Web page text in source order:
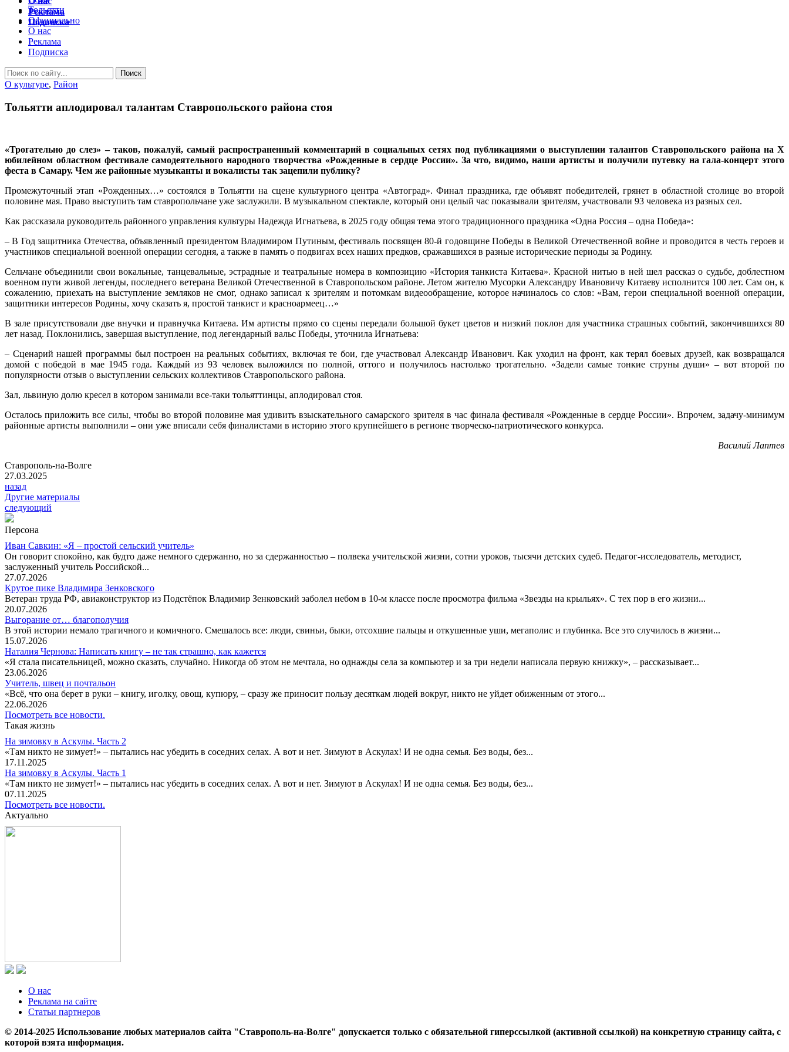
Тольятти
Официально
О нас
Реклама
Подписка
О культуре, Район
Тольятти аплодировал талантам Ставропольского района стоя
«Трогательно до слез» – таков, пожалуй, самый распространенный комментарий в социальных сетях под публикациями о выступлении талантов Ставропольского района на X
юбилейном областном фестивале самодеятельного народного творчества «Рожденные в сердце России». За что, видимо, наши артисты и получили путевку на гала-концерт этого
феста в Самару. Чем же районные музыканты и вокалисты так зацепили публику?
Промежуточный этап «Рожденных…» состоялся в Тольятти на сцене культурного центра «Автоград». Финал праздника, где объявят победителей, грянет в областной столице во второй
половине мая. Право выступить там ставропольчане уже заслужили. В музыкальном спектакле, который они целый час показывали зрителям, участвовали 93 человека из разных сел.
Как рассказала руководитель районного управления культуры Надежда Игнатьева, в 2025 году общая тема этого традиционного праздника «Одна Россия – одна Победа»:
– В Год защитника Отечества, объявленный президентом Владимиром Путиным, фестиваль посвящен 80-й годовщине Победы в Великой Отечественной войне и проводится в честь героев и
участников специальной военной операции сегодня, а также в память о подвигах всех наших предков, сражавшихся в разные исторические периоды за Родину.
Сельчане объединили свои вокальные, танцевальные, эстрадные и театральные номера в композицию «История танкиста Китаева». Красной нитью в ней шел рассказ о судьбе, доблестном
военном пути живой легенды, последнего ветерана Великой Отечественной в Ставропольском районе. Летом жителю Мусорки Александру Ивановичу Китаеву исполнится 100 лет. Сам он, к
сожалению, приехать на выступление земляков не смог, однако записал к зрителям и потомкам видеообращение, которое начиналось со слов: «Вам, герои специальной военной операции,
защитники интересов Родины, хочу сказать я, простой танкист и красноармеец…»
В зале присутствовали две внучки и правнучка Китаева. Им артисты прямо со сцены передали большой букет цветов и низкий поклон для участника страшных событий, закончившихся 80
лет назад. Поклонились, завершая выступление, под легендарный вальс Победы, уточнила Игнатьева:
– Сценарий нашей программы был построен на реальных событиях, включая те бои, где участвовал Александр Иванович. Как уходил на фронт, как терял боевых друзей, как возвращался
домой с победой в мае 1945 года. Каждый из 93 человек выложился по полной, оттого и получилось настолько трогательно. «Задели самые тонкие струны души» – вот второй по
популярности отзыв о выступлении сельских коллективов Ставропольского района.
Зал, львиную долю кресел в котором занимали все-таки тольяттинцы, аплодировал стоя.
Осталось приложить все силы, чтобы во второй половине мая удивить взыскательного самарского зрителя в час финала фестиваля «Рожденные в сердце России». Впрочем, задачу-минимум
районные артисты выполнили – они уже вписали себя финалистами в историю этого крупнейшего в регионе творческо-патриотического конкурса.
Василий Лаптев
Ставрополь-на-Волге
27.03.2025
назад
Другие материалы
следующий
Персона
Иван Савкин: «Я – простой сельский учитель»
Он говорит спокойно, как будто даже немного сдержанно, но за сдержанностью – полвека учительской жизни, сотни уроков, тысячи детских судеб. Педагог-исследователь, методист,
заслуженный учитель Российской...
27.07.2026
Крутое пике Владимира Зенковского
Ветеран труда РФ, авиаконструктор из Подстёпок Владимир Зенковский заболел небом в 10-м классе после просмотра фильма «Звезды на крыльях». С тех пор в его жизни...
20.07.2026
Выгорание от… благополучия
В этой истории немало трагичного и комичного. Смешалось все: люди, свиньи, быки, отсохшие пальцы и откушенные уши, мегаполис и глубинка. Все это случилось в жизни...
15.07.2026
Наталия Чернова: Написать книгу – не так страшно, как кажется
«Я стала писательницей, можно сказать, случайно. Никогда об этом не мечтала, но однажды села за компьютер и за три недели написала первую книжку», – рассказывает...
23.06.2026
Учитель, швец и почтальон
«Всё, что она берет в руки – книгу, иголку, овощ, купюру, – сразу же приносит пользу десяткам людей вокруг, никто не уйдет обиженным от этого...
22.06.2026
Посмотреть все новости.
Такая жизнь
На зимовку в Аскулы. Часть 2
«Там никто не зимует!» – пытались нас убедить в соседних селах. А вот и нет. Зимуют в Аскулах! И не одна семья. Без воды, без...
17.11.2025
На зимовку в Аскулы. Часть 1
«Там никто не зимует!» – пытались нас убедить в соседних селах. А вот и нет. Зимуют в Аскулах! И не одна семья. Без воды, без...
07.11.2025
Посмотреть все новости.
Актуально
О нас
Реклама на сайте
Статьи партнеров
© 2014-2025 Использование любых материалов сайта "Ставрополь-на-Волге" допускается только с обязательной гиперссылкой (активной ссылкой) на конкретную страницу сайта, с
которой взята информация.
Реклама
Подписка